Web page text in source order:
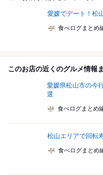
愛媛でデート！松
食べログまとめ
このお店の近くのグルメ情報
愛媛県松山市の今
選
食べログまとめ
松山エリアで回転
食べログまとめ